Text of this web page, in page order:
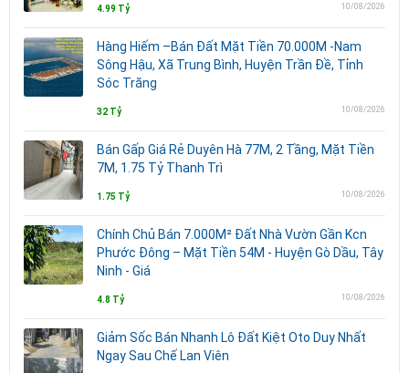
4.99 Tỷ 10/08/2026
Hàng Hiếm –Bán Đất Mặt Tiền 70.000M -Nam
Sông Hậu, Xã Trung Bình, Huyện Trần Đề, Tỉnh
Sóc Trăng
32 Tỷ 10/08/2026
Bán Gấp Giá Rẻ Duyên Hà 77M, 2 Tầng, Mặt Tiền
7M, 1.75 Tỷ Thanh Trì
1.75 Tỷ 10/08/2026
Chính Chủ Bán 7.000M² Đất Nhà Vườn Gần Kcn
Phước Đông – Mặt Tiền 54M - Huyện Gò Dầu, Tây
Ninh - Giá
4.8 Tỷ 10/08/2026
Giảm Sốc Bán Nhanh Lô Đất Kiệt Oto Duy Nhất
Ngay Sau Chế Lan Viên